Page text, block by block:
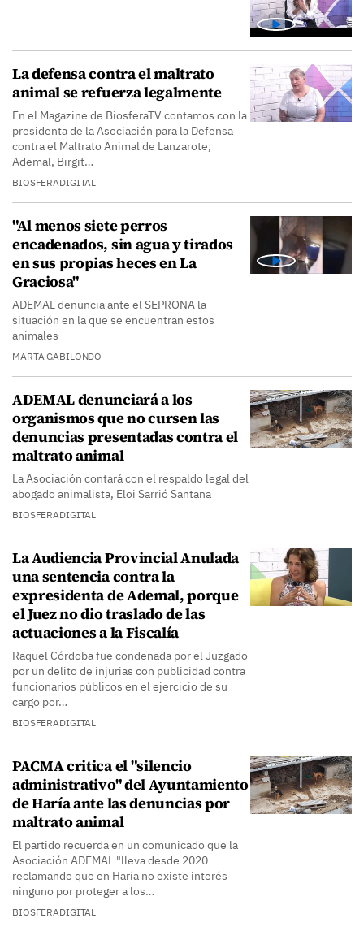
La defensa contra el maltrato
animal se refuerza legalmente
En el Magazine de BiosferaTV contamos con la
presidenta de la Asociación para la Defensa
contra el Maltrato Animal de Lanzarote,
Ademal, Birgit…
BIOSFERADIGITAL
"Al menos siete perros
encadenados, sin agua y tirados
en sus propias heces en La
Graciosa"
ADEMAL denuncia ante el SEPRONA la
situación en la que se encuentran estos
animales
MARTA GABILONDO
ADEMAL denunciará a los
organismos que no cursen las
denuncias presentadas contra el
maltrato animal
La Asociación contará con el respaldo legal del
abogado animalista, Eloi Sarrió Santana
BIOSFERADIGITAL
La Audiencia Provincial Anulada
una sentencia contra la
expresidenta de Ademal, porque
el Juez no dio traslado de las
actuaciones a la Fiscalía
Raquel Córdoba fue condenada por el Juzgado
por un delito de injurias con publicidad contra
funcionarios públicos en el ejercicio de su
cargo por…
BIOSFERADIGITAL
PACMA critica el "silencio
administrativo" del Ayuntamiento
de Haría ante las denuncias por
maltrato animal
El partido recuerda en un comunicado que la
Asociación ADEMAL "lleva desde 2020
reclamando que en Haría no existe interés
ninguno por proteger a los…
BIOSFERADIGITAL